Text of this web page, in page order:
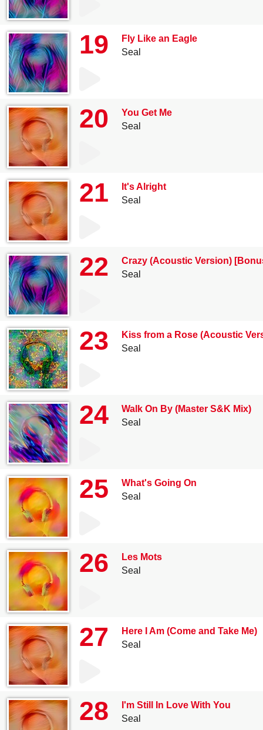
19
Fly Like an Eagle
Seal
20
You Get Me
Seal
21
It's Alright
Seal
22
Crazy (Acoustic Version)
Seal
23
Kiss from a Rose (Acoustic
Seal
24
Walk On By (Master S&K Mix)
Seal
25
What's Going On
Seal
26
Les Mots
Seal
27
Here I Am (Come and Take Me)
Seal
28
I'm Still In Love With You
Seal